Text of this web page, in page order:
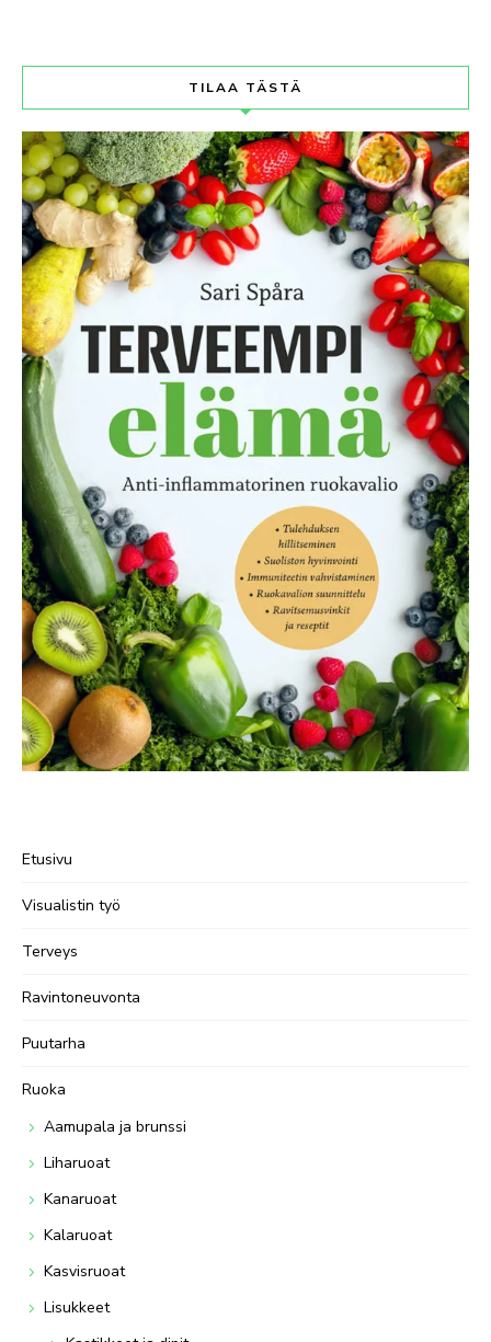
TILAA TÄSTÄ
Etusivu
Visualistin työ
Terveys
Ravintoneuvonta
Puutarha
Ruoka
Aamupala ja brunssi
Liharuoat
Kanaruoat
Kalaruoat
Kasvisruoat
Lisukkeet